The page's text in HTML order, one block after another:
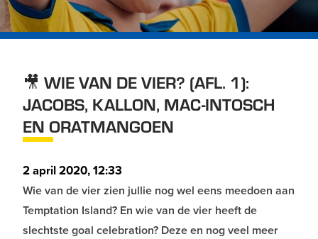
🎥 WIE VAN DE VIER? (AFL. 1):
JACOBS, KALLON, MAC-INTOSCH
EN ORATMANGOEN
2 april 2020, 12:33
Wie van de vier zien jullie nog wel eens meedoen aan
Temptation Island? En wie van de vier heeft de
slechtste goal celebration? Deze en nog veel meer